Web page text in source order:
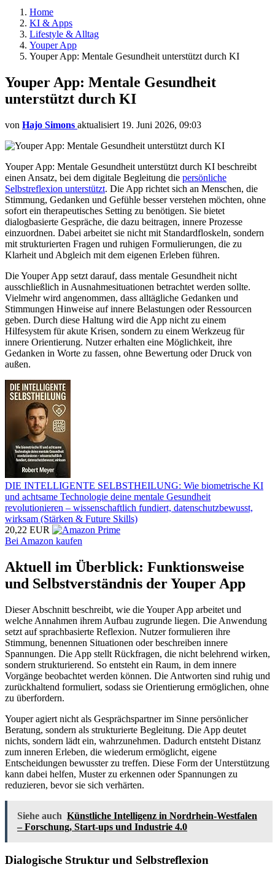
Home
KI & Apps
Lifestyle & Alltag
Youper App
Youper App: Mentale Gesundheit unterstützt durch KI
Youper App: Mentale Gesundheit
unterstützt durch KI
von Hajo Simons aktualisiert 19. Juni 2026, 09:03
Youper App: Mentale Gesundheit unterstützt durch KI beschreibt
einen Ansatz, bei dem digitale Begleitung die persönliche
Selbstreflexion unterstützt. Die App richtet sich an Menschen, die
Stimmung, Gedanken und Gefühle besser verstehen möchten, ohne
sofort ein therapeutisches Setting zu benötigen. Sie bietet
dialogbasierte Gespräche, die dazu beitragen, innere Prozesse
einzuordnen. Dabei arbeitet sie nicht mit Standardfloskeln, sondern
mit strukturierten Fragen und ruhigen Formulierungen, die zu
Klarheit und Abgleich mit dem eigenen Erleben führen.
Die Youper App setzt darauf, dass mentale Gesundheit nicht
ausschließlich in Ausnahmesituationen betrachtet werden sollte.
Vielmehr wird angenommen, dass alltägliche Gedanken und
Stimmungen Hinweise auf innere Belastungen oder Ressourcen
geben. Durch diese Haltung wird die App nicht zu einem
Hilfesystem für akute Krisen, sondern zu einem Werkzeug für
innere Orientierung. Nutzer erhalten eine Möglichkeit, ihre
Gedanken in Worte zu fassen, ohne Bewertung oder Druck von
außen.
DIE INTELLIGENTE SELBSTHEILUNG: Wie biometrische KI
und achtsame Technologie deine mentale Gesundheit
revolutionieren – wissenschaftlich fundiert, datenschutzbewusst,
wirksam (Stärken & Future Skills)
20,22 EUR
Bei Amazon kaufen
Aktuell im Überblick: Funktionsweise
und Selbstverständnis der Youper App
Dieser Abschnitt beschreibt, wie die Youper App arbeitet und
welche Annahmen ihrem Aufbau zugrunde liegen. Die Anwendung
setzt auf sprachbasierte Reflexion. Nutzer formulieren ihre
Stimmung, benennen Situationen oder beschreiben innere
Spannungen. Die App stellt Rückfragen, die nicht belehrend wirken,
sondern strukturierend. So entsteht ein Raum, in dem innere
Vorgänge beobachtet werden können. Die Antworten sind ruhig und
zurückhaltend formuliert, sodass sie Orientierung ermöglichen, ohne
zu überfordern.
Youper agiert nicht als Gesprächspartner im Sinne persönlicher
Beratung, sondern als strukturierte Begleitung. Die App deutet
nichts, sondern lädt ein, wahrzunehmen. Dadurch entsteht Distanz
zum inneren Erleben, die wiederum ermöglicht, eigene
Entscheidungen bewusster zu treffen. Diese Form der Unterstützung
kann dabei helfen, Muster zu erkennen oder Spannungen zu
reduzieren, bevor sie sich verhärten.
Siehe auch Künstliche Intelligenz in Nordrhein-Westfalen
– Forschung, Start-ups und Industrie 4.0
Dialogische Struktur und Selbstreflexion